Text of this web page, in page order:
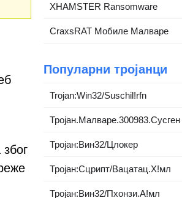
XHAMSTER Ransomware
CraxsRAT Мобиле Малваре
Популарни тројанци
Trojan:Win32/Suschil!rfn
Тројан.Малваре.300983.Сусген
Тројан:Вин32/Цлокер
Тројан:Сцрипт/Вацатац.Х!мл
Тројан:Вин32/Пхонзи.А!мл